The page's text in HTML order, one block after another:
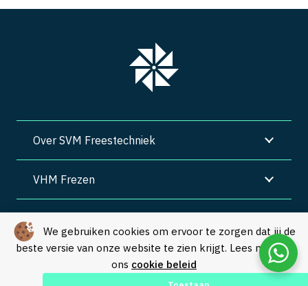
We gebruiken cookies om ervoor te zorgen dat jij de
beste versie van onze website te zien krijgt. Lees meer in
ons cookie beleid
Over SVM Freestechniek
VHM Frezen
Algemene voorwaarden | Privacy
© Copyright 2026 – SVM Freestechniek |
Webdesign by Yooker–